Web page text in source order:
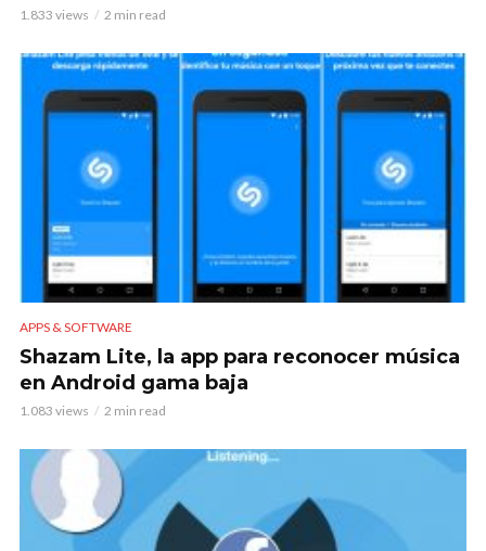
1.833 views 2 min read
APPS & SOFTWARE
Shazam Lite, la app para reconocer música
en Android gama baja
1.083 views 2 min read